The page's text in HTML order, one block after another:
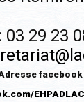
03 29 23
facebook